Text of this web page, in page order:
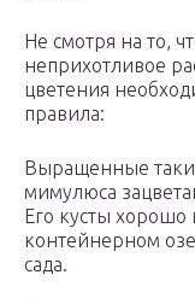
Не смотря на то,
неприхотливое
цветения
правила:
Выращенные
мимулюса
Его кусты хорошо
контейнерном
сада.